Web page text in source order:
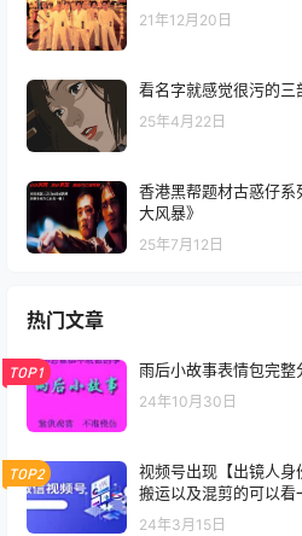
21年12月20日
看名字就感觉很污的
25年4月22日
香港黑帮题材古惑仔系
大风暴》
25年7月12日
热门文章
TOP1 雨后小故事表情包完整
24年10月30日
TOP2
视频号出现【出镜人
搬运以及混剪的可以看
24年3月15日